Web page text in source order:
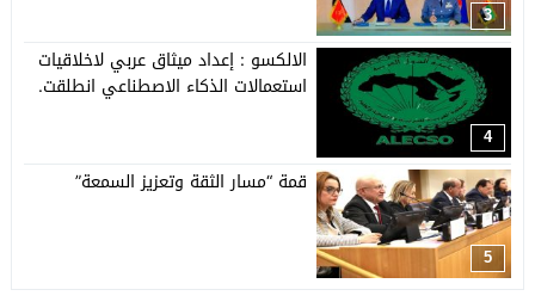
3
4
الالكسو : إعداد ميثاق عربي لاخلاقيات
استعمالات الذكاء الاصطناعي انطلقت.
5
قمة “مسار الثقة وتعزيز السمعة”